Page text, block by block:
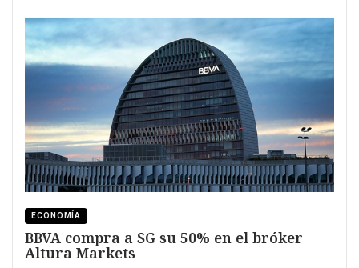
ECONOMÍA
BBVA compra a SG su 50% en el bróker
Altura Markets